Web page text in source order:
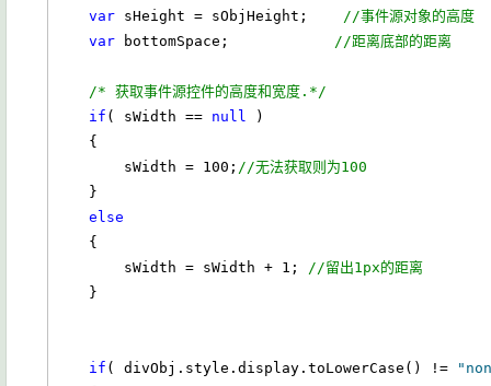
var sHeight = sObjHeight; //事件源对象的高度
var bottomSpace; //距离底部的距离
/* 获取事件源控件的高度和宽度.*/
if ( sWidth == null )
        sWidth = 100;
//无法获取则为100
else
        sWidth = sWidth + 1;
//留出1px的
if ( divObj.style.display.toLowerCase() !=